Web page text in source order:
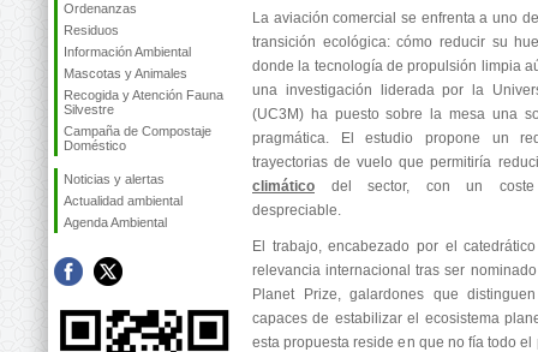
Ordenanzas
Residuos
Información Ambiental
Mascotas y Animales
Recogida y Atención Fauna
Silvestre
Campaña de Compostaje
Doméstico
Noticias y alertas
Actualidad ambiental
Agenda Ambiental
La aviación comercial se enfrenta a uno
transición ecológica: cómo reducir su
donde la tecnología de propulsión limpia
una investigación liderada por la
(UC3M) ha puesto sobre la mesa una
pragmática. El estudio propone un
trayectorias de vuelo que permitiría
climático del sector, con un coste
despreciable.
El trabajo, encabezado por el
relevancia internacional tras ser
Planet Prize, galardones que
capaces de estabilizar el ecosistema
esta propuesta reside en que no fía todo